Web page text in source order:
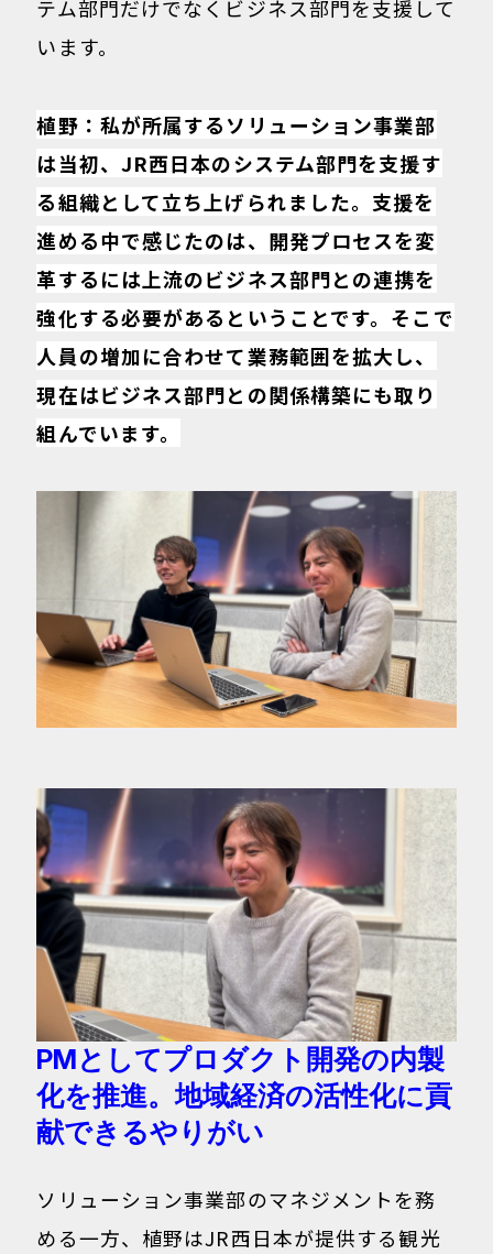
テム部門だけでなくビジネス部門を支援して
います。
植野：私が所属するソリューション事業部
は当初、JR西日本のシステム部門を支援す
る組織として立ち上げられました。支援を
進める中で感じたのは、開発プロセスを変
革するには上流のビジネス部門との連携を
強化する必要があるということです。そこで
人員の増加に合わせて業務範囲を拡大し、
現在はビジネス部門との関係構築にも取り
組んでいます。
PMとしてプロダクト開発の内製
化を推進。地域経済の活性化に貢
献できるやりがい
ソリューション事業部のマネジメントを務
める一方、植野はJR西日本が提供する観光